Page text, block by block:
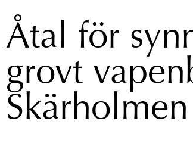
Åtal för
grovt
Skärholmen